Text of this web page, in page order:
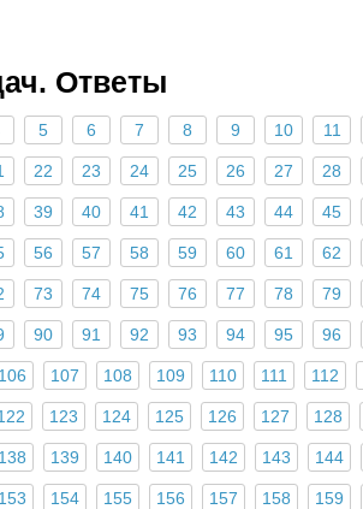
Ответы
5 6 7 8 9 10 11
22 23 24 25 26 27 28
39 40 41 42 43 44 45
56 57 58 59 60 61 62
73 74 75 76 77 78 79
90 91 92 93 94 95 96
106 107 108 109 110 111 112
123 124 125 126 127 128
138 139 140 141 142 143 144
153 154 155 156 157 158 159